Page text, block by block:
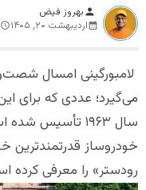
person بهروز فیض
اردیبهشت ۲۰, ۱۴۰۵
لامبورگینی امسال
می‌گیرد؛ عددی که برای
سال ۱۹۶۳
خودروساز قدرتمندترین
رودستر» را معرفی کرده